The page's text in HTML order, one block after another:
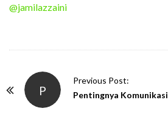
@jamilazzaini
P
Previous Post:
Pentingnya Komunikasi